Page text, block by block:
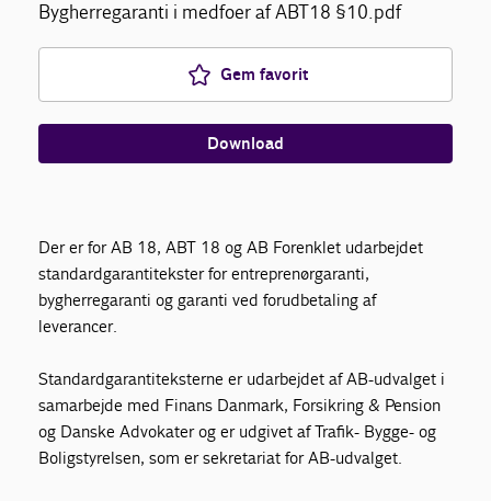
Bygherregaranti i medfoer af ABT18 §10.pdf
Gem favorit
Download
Der er for AB 18, ABT 18 og AB Forenklet udarbejdet
standardgarantitekster for entreprenørgaranti,
bygherregaranti og garanti ved forudbetaling af
leverancer.
Standardgarantiteksterne er udarbejdet af AB-udvalget i
samarbejde med Finans Danmark, Forsikring & Pension
og Danske Advokater og er udgivet af Trafik- Bygge- og
Boligstyrelsen, som er sekretariat for AB-udvalget.